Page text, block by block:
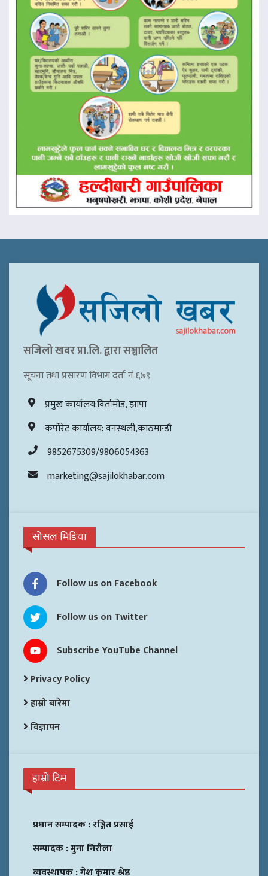
सजिलो खवर प्रा.लि. द्वारा सञ्चालित
सूचना तथा प्रसारण विभाग दर्ता नं ६७९
प्रमुख कार्यालय:विर्तामोड, झापा
कर्पोरेट कार्यालय: वनस्थली,काठमान्डौ
9852675309/9806054363
marketing@sajilokhabar.com
सोसल मिडिया
Follow us on Facebook
Follow us on Twitter
Subscribe YouTube Channel
Privacy Policy
हाम्रो बारेमा
विज्ञापन
हाम्रो टिम
प्रधान सम्पादक :रञ्जित प्रसाई
सम्पादक :मुना निरौला